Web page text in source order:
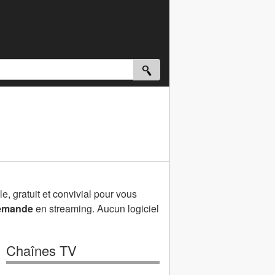
gratuit et convivial pour vous
en streaming. Aucun logiciel
Chaînes TV